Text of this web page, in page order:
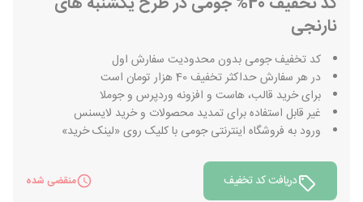
نارنجی
کد تخفیف جومی بدون محدودیت سفارش اول
در هر سفارش حداکثر تخفیف 40 هزار تومان است
برای خرید قالب، هاست و افزونه وردپرس و جوملا
غیر قابل استفاده برای تمدید محصولات و خرید لایسنس
ورود به فروشگاه اینترنتی جومی با کلیک روی «لینک خرید»
دریافت کد تخفیف منقضی شده